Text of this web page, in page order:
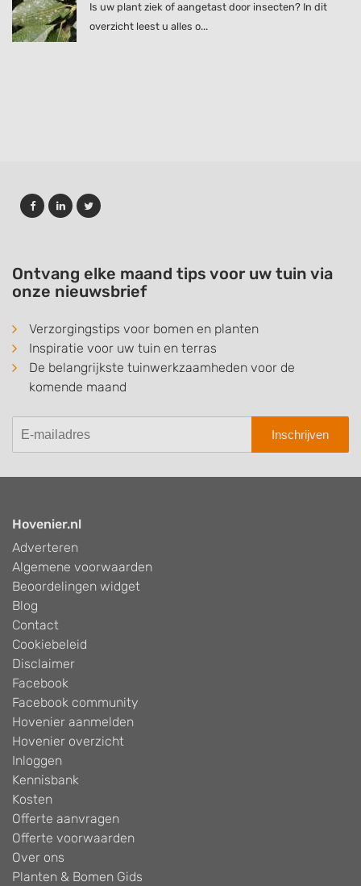
Is uw plant ziek of aangetast door insecten? In dit
overzicht leest u alles o...
Ontvang elke maand tips voor uw tuin via
onze nieuwsbrief
Verzorgingstips voor bomen en planten
Inspiratie voor uw tuin en terras
De belangrijkste tuinwerkzaamheden voor de
komende maand
Inschrijven
Hovenier.nl
Adverteren
Algemene voorwaarden
Beoordelingen widget
Blog
Contact
Cookiebeleid
Disclaimer
Facebook
Facebook community
Hovenier aanmelden
Hovenier overzicht
Inloggen
Kennisbank
Kosten
Offerte aanvragen
Offerte voorwaarden
Over ons
Planten & Bomen Gids